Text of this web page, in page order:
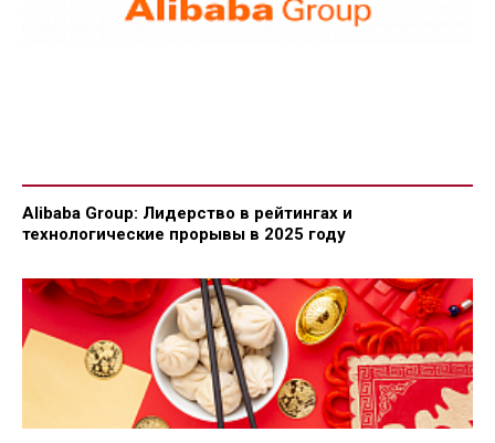
Alibaba Group: Лидерство в рейтингах и
технологические прорывы в 2025 году